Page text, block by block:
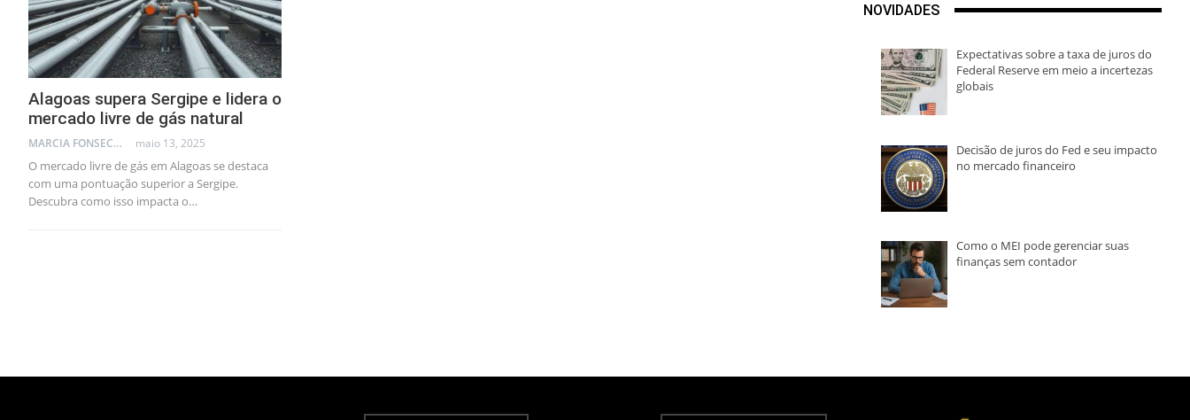
Alagoas supera Sergipe e lidera o
mercado livre de gás natural
MARCIA FONSECA - FINANCIAL CONSULTANT maio 13, 2025
O mercado livre de gás em Alagoas se destaca
com uma pontuação superior a Sergipe.
Descubra como isso impacta o…
NOVIDADES
Expectativas sobre a taxa de juros do
Federal Reserve em meio a incertezas
globais
Decisão de juros do Fed e seu impacto
no mercado financeiro
Como o MEI pode gerenciar suas
finanças sem contador